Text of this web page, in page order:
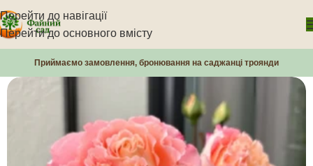
Перейти до навігації
Перейти до основного вмісту
Приймаємо замовлення, бронювання на саджанці троянди